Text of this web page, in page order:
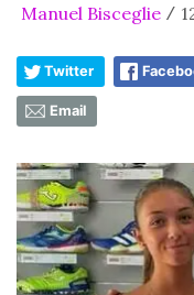
Manuel Bisceglie /
Twitter
Email